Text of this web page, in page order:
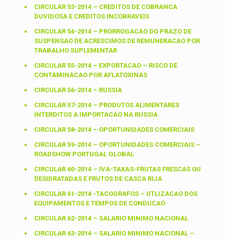
CIRCULAR 53-2014 – CREDITOS DE COBRANCA
DUVIDOSA E CREDITOS INCOBRAVEIS
CIRCULAR 54-2014 – PRORROGACAO DO PRAZO DE
SUSPENSAO DE ACRESCIMOS DE REMUNERACAO POR
TRABALHO SUPLEMENTAR
CIRCULAR 55-2014 – EXPORTACAO – RISCO DE
CONTAMINACAO POR AFLATOXINAS
CIRCULAR 56-2014 – RUSSIA
CIRCULAR 57-2014 – PRODUTOS ALIMENTARES
INTERDITOS A IMPORTACAO NA RUSSIA
CIRCULAR 58-2014 – OPORTUNIDADES COMERCIAIS
CIRCULAR 59-2014 – OPORTUNIDADES COMERCIAIS –
ROADSHOW PORTUGAL GLOBAL
CIRCULAR 60-2014 – IVA-TAXAS-FRUTAS FRESCAS OU
DESIDRATADAS E FRUTOS DE CASCA RIJA
CIRCULAR 61-2014 -TACOGRAFOS – UTLIZACAO DOS
EQUIPAMENTOS E TEMPOS DE CONDUCAO
CIRCULAR 62-2014 – SALARIO MINIMO NACIONAL
CIRCULAR 63-2014 – SALARIO MINIMO NACIONAL –